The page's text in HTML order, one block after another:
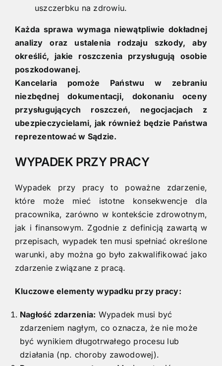
uszczerbku na zdrowiu.
Każda sprawa wymaga niewątpliwie dokładnej
analizy oraz ustalenia rodzaju szkody, aby
określić, jakie roszczenia przysługują osobie
poszkodowanej.
Kancelaria pomoże Państwu w zebraniu
niezbędnej dokumentacji, dokonaniu oceny
przysługujących roszczeń, negocjacjach z
ubezpieczycielami, jak również będzie Państwa
reprezentować w Sądzie.
WYPADEK PRZY PRACY
Wypadek przy pracy to poważne zdarzenie,
które może mieć istotne konsekwencje dla
pracownika, zarówno w kontekście zdrowotnym,
jak i finansowym. Zgodnie z definicją zawartą w
przepisach, wypadek ten musi spełniać określone
warunki, aby można go było zakwalifikować jako
zdarzenie związane z pracą.
Kluczowe elementy wypadku przy pracy:
Nagłość zdarzenia: Wypadek musi być
zdarzeniem nagłym, co oznacza, że nie może
być wynikiem długotrwałego procesu lub
działania (np. choroby zawodowej).